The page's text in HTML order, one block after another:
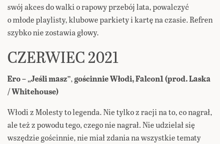
swój akces do walki o rapowy przebój lata, powalczyć
o młode playlisty, klubowe parkiety i kartę na czasie. Refren
szybko nie zostawia głowy.
CZERWIEC 2021
Ero– „Jeśli masz”,gościnnie Włodi, Falcon1 (prod. Laska
/ Whitehouse)
Włodi z Molesty to legenda. Nie tylko z racji na to, co nagrał,
ale też z powodu tego, czego nie nagrał. Nie udzielał się
wszędzie gościnnie, nie miał zdania na wszystkie tematy